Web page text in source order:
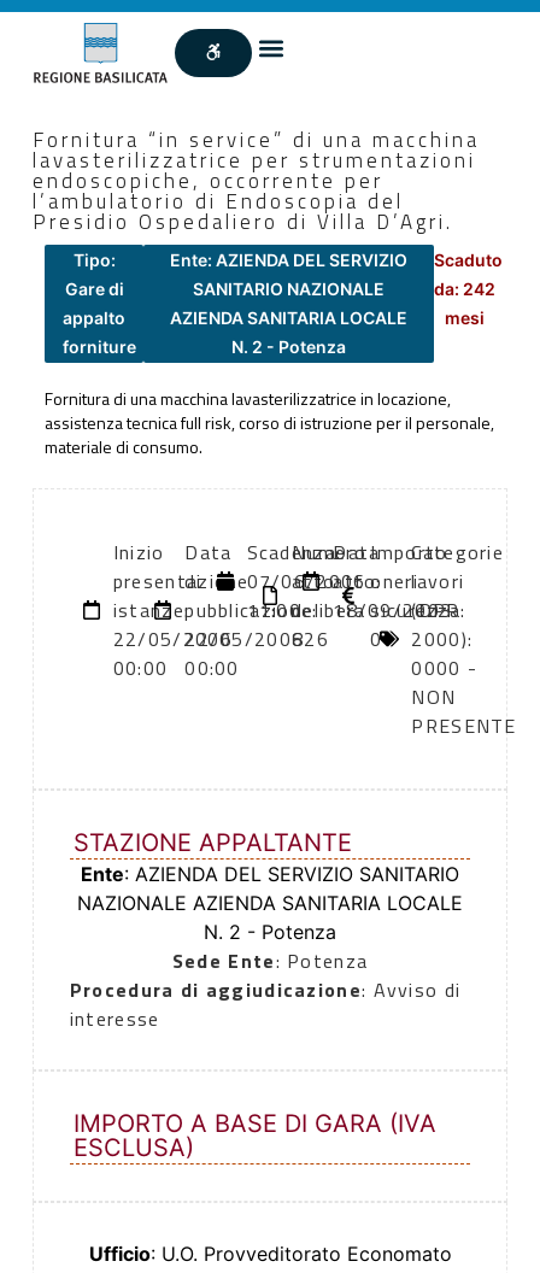
Fornitura “in service” di una macchina
lavasterilizzatrice per strumentazioni
endoscopiche, occorrente per
l’ambulatorio di Endoscopia del
Presidio Ospedaliero di Villa D’Agri.
Tipo:
Gare di
appalto
forniture
Ente: AZIENDA DEL SERVIZIO
SANITARIO NAZIONALE
AZIENDA SANITARIA LOCALE
N. 2 - Potenza
Scaduto
da: 242
mesi
Fornitura di una macchina lavasterilizzatrice in locazione,
assistenza tecnica full risk, corso di istruzione per il personale,
materiale di consumo.
Inizio
presentazione
istanze:
22/05/2006
00:00
Data
di
pubblicazione:
22/05/2006
00:00
Scadenza:
07/06/2006
11:00
Numero
atto:
delibera
826
Data
atto:
18/09/2003
Importo
oneri
sicurezza:
0
Categorie
lavori
(DPR
2000):
0000 -
NON
PRESENTE
STAZIONE APPALTANTE
Ente: AZIENDA DEL SERVIZIO SANITARIO
NAZIONALE AZIENDA SANITARIA LOCALE
N. 2 - Potenza
Sede Ente: Potenza
Procedura di aggiudicazione: Avviso di
interesse
IMPORTO A BASE DI GARA (IVA
ESCLUSA)
Ufficio: U.O. Provveditorato Economato